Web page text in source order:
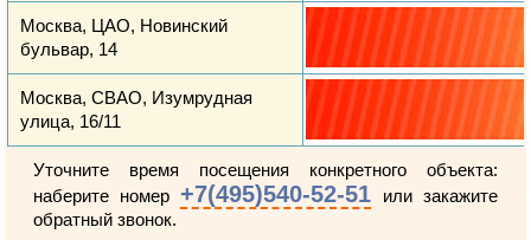
Москва, ЦАО, Новинский
бульвар, 14
Москва, СВАО, Изумрудная
улица, 16/11
Уточните время посещения конкретного объекта:
наберите номер+7(495)540-52-51 или закажите
обратный звонок.